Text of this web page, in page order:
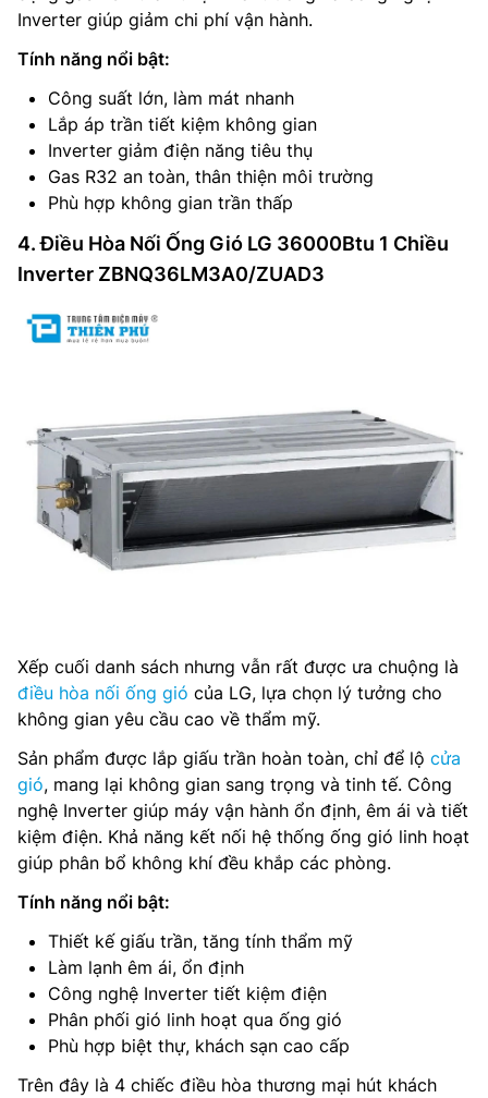
Inverter giúp giảm chi phí vận hành.
Tính năng nổi bật:
Công suất lớn, làm mát nhanh
Lắp áp trần tiết kiệm không gian
Inverter giảm điện năng tiêu thụ
Gas R32 an toàn, thân thiện môi trường
Phù hợp không gian trần thấp
4. Điều Hòa Nối Ống Gió LG 36000Btu 1 Chiều
Inverter ZBNQ36LM3A0/ZUAD3
Xếp cuối danh sách nhưng vẫn rất được ưa chuộng là
điều hòa nối ống gió của LG, lựa chọn lý tưởng cho
không gian yêu cầu cao về thẩm mỹ.
Sản phẩm được lắp giấu trần hoàn toàn, chỉ để lộ cửa
gió, mang lại không gian sang trọng và tinh tế. Công
nghệ Inverter giúp máy vận hành ổn định, êm ái và tiết
kiệm điện. Khả năng kết nối hệ thống ống gió linh hoạt
giúp phân bổ không khí đều khắp các phòng.
Tính năng nổi bật:
Thiết kế giấu trần, tăng tính thẩm mỹ
Làm lạnh êm ái, ổn định
Công nghệ Inverter tiết kiệm điện
Phân phối gió linh hoạt qua ống gió
Phù hợp biệt thự, khách sạn cao cấp
Trên đây là 4 chiếc điều hòa thương mại hút khách